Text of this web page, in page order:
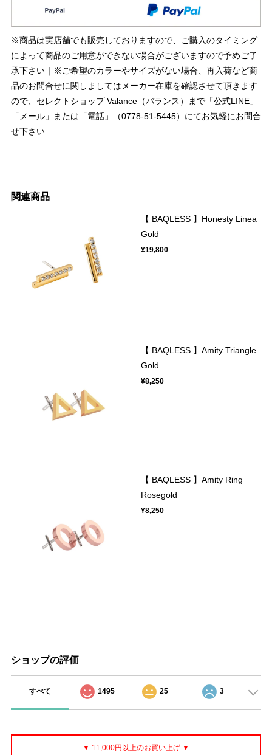
※商品は実店舗でも販売しておりますので、ご購入のタイミング
によって商品のご用意ができない場合がございますので予めご了
承下さい｜※ご希望のカラーやサイズがない場合、再入荷など商
品のお問合せに関しましてはメーカー在庫を確認させて頂きます
ので、セレクトショップ Valance（バランス）まで「公式LINE」
「メール」または「電話」（0778-51-5445）にてお気軽にお問合
せ下さい
関連商品
【 BAQLESS 】Honesty Linea
Gold
¥19,800
【 BAQLESS 】Amity Triangle
Gold
¥8,250
【 BAQLESS 】Amity Ring
Rosegold
¥8,250
ショップの評価
すべて 1495 25 3
▼ 11,000円以上のお買い上げ ▼